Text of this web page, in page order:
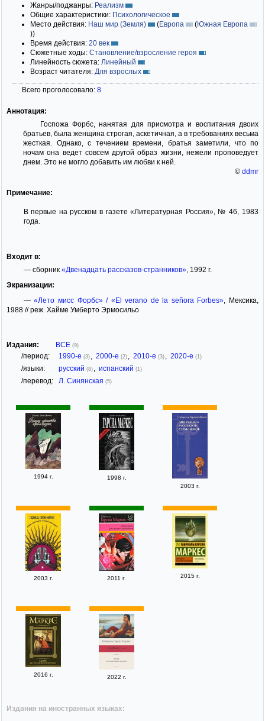
Жанры/поджанры: Реализм
Общие характеристики: Психологическое
Место действия: Наш мир (Земля) (Европа (Южная Европа
))
Время действия: 20 век
Сюжетные ходы: Становление/взросление героя
Линейность сюжета: Линейный
Возраст читателя: Для взрослых
Всего проголосовало: 8
Аннотация:
Госпожа Форбс, нанятая для присмотра и воспитания двоих
братьев, была женщина строгая, аскетичная, а в требованиях весьма
жесткая. Однако, с течением времени, братья заметили, что по
ночам она ведет совсем другой образ жизни, нежели проповедует
днем. Это не могло добавить им любви к ней.
© ddmr
Примечание:
В первые на русском в газете «Литературная Россия», № 46, 1983
года.
Входит в:
— сборник «Двенадцать рассказов-странников», 1992 г.
Экранизации:
—«Лето мисс Форбс» / «El verano de la señora Forbes» , Мексика,
1988 // реж. Хайме Умберто Эрмосильо
Издания: ВСЕ (9)
/период: 1990-е (3) 2000-е (2) 2010-е (3) 2020-е (1)
/языки: русский (8) испанский (1)
/перевод: Л. Синянская (5)
1994 г.
1998 г.
2003 г.
2003 г. 2011 г. 2015 г.
2016 г. 2022 г.
Издания на иностранных языках: